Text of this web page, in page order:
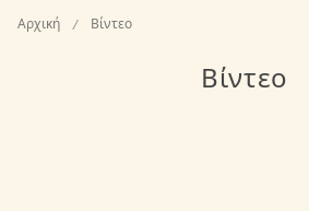
Αρχική / Βίντεο
Βίντεο